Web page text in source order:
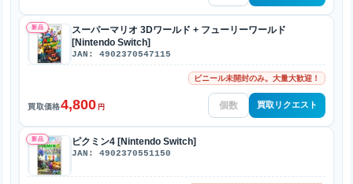
新品
スーパーマリオ 3Dワールド + フューリーワールド
[Nintendo Switch]
JAN: 4902370547115
ビニール未開封のみ。大量大歓迎！
買取価格4,800 円 買取リクエスト
新品 ピクミン4 [Nintendo Switch]
JAN: 4902370551150